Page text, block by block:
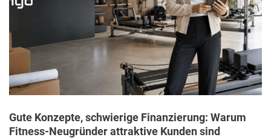
Gute Konzepte, schwierige Finanzierung: Warum
Fitness-Neugründer attraktive Kunden sind